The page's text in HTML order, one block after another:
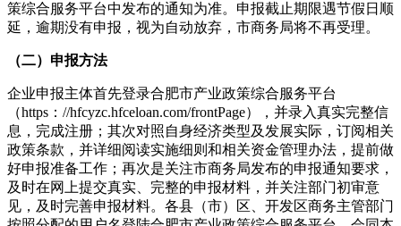
策综合服务平台中发布的通知为准。申报截止期限遇节假日顺
延，逾期没有申报，视为自动放弃，市商务局将不再受理。
（二）申报方法
企业申报主体首先登录合肥市产业政策综合服务平台
（https：//hfcyzc.hfceloan.com/frontPage），并录入真实完整信
息，完成注册；其次对照自身经济类型及发展实际，订阅相关
政策条款，并详细阅读实施细则和相关资金管理办法，提前做
好申报准备工作；再次是关注市商务局发布的申报通知要求，
及时在网上提交真实、完整的申报材料，并关注部门初审意
见，及时完善申报材料。各县（市）区、开发区商务主管部门